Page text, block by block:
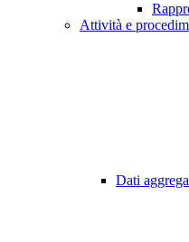
Attività e
Dati